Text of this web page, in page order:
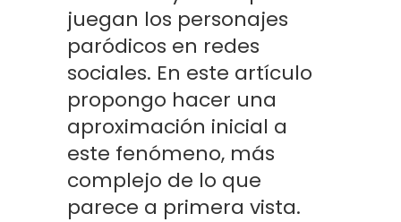
juegan los personajes
paródicos en redes
sociales. En este artículo
propongo hacer una
aproximación inicial a
este fenómeno, más
complejo de lo que
parece a primera vista.